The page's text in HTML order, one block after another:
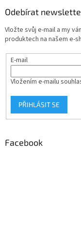
Odebírat
Vložte svůj e-mail a my
produktech na našem e-
E-mail
Vložením e-mailu
PŘIHLÁSIT SE
Facebook